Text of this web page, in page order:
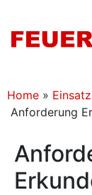
Home »
Anforderung